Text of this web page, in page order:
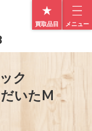
メニュー
買取品目
ク
いたM